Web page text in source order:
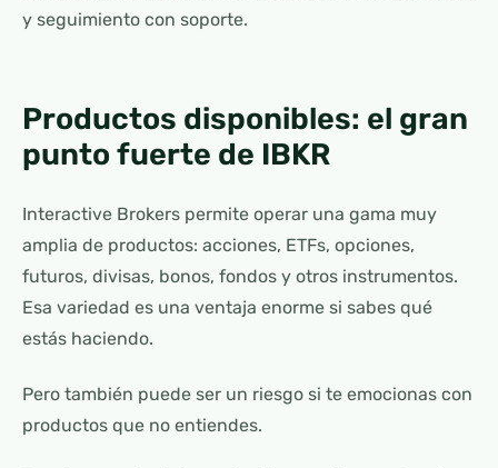
y seguimiento con soporte.
Productos disponibles: el gran
punto fuerte de IBKR
Interactive Brokers permite operar una gama muy
amplia de productos: acciones, ETFs, opciones,
futuros, divisas, bonos, fondos y otros instrumentos.
Esa variedad es una ventaja enorme si sabes qué
estás haciendo.
Pero también puede ser un riesgo si te emocionas con
productos que no entiendes.